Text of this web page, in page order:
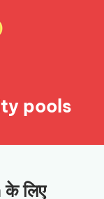
pools
लिए